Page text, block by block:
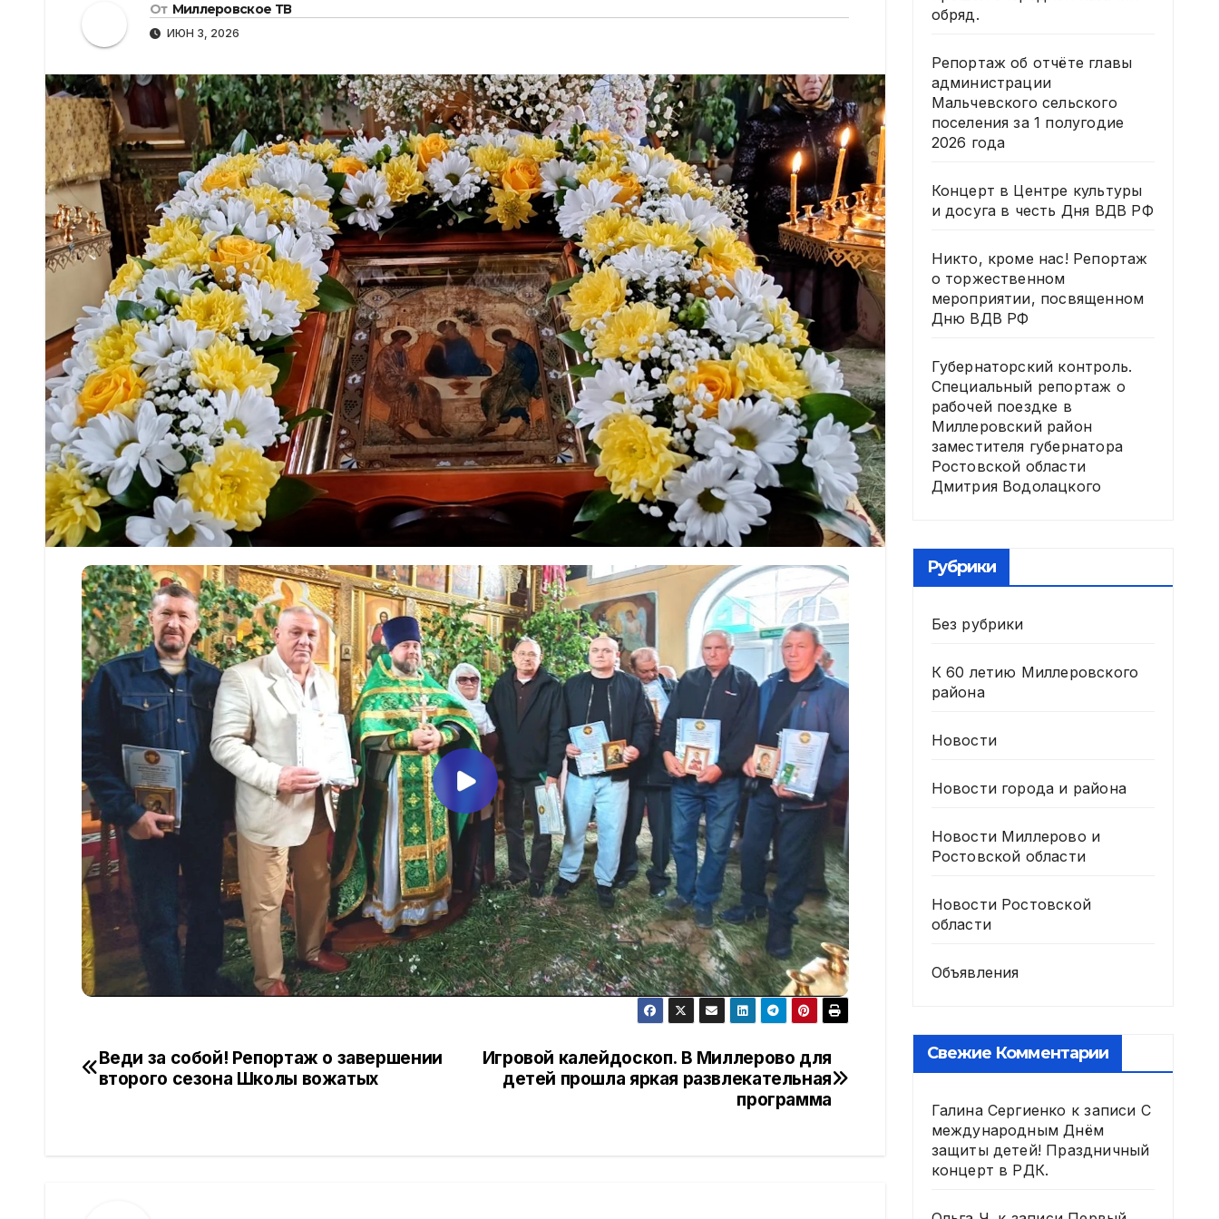
От Миллеровское ТВ
ИЮН 3, 2026
Навигация
Игровой калейдоскоп. В Миллерово для
детей прошла яркая развлекательная
программа
Веди за собой! Репортаж о завершении
второго сезона Школы вожатых
обряд.
Репортаж об отчёте главы
администрации
Мальчевского сельского
поселения за 1 полугодие
2026 года
Концерт в Центре культуры
и досуга в честь Дня ВДВ РФ
Никто, кроме нас! Репортаж
о торжественном
мероприятии, посвященном
Дню ВДВ РФ
Губернаторский контроль.
Специальный репортаж о
рабочей поездке в
Миллеровский район
заместителя губернатора
Ростовской области
Дмитрия Водолацкого
Рубрики
Без рубрики
К 60 летию Миллеровского
района
Новости
Новости города и района
Новости Миллерово и
Ростовской области
Новости Ростовской
области
Объявления
Свежие Комментарии
Галина Сергиенко к записи С
международным Днём
защиты детей! Праздничный
концерт в РДК.